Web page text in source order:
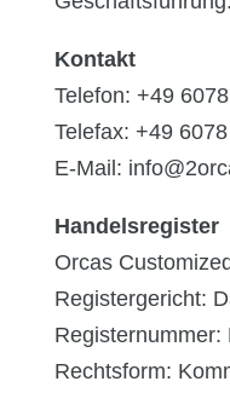
Kontakt
Telefon: +49
Telefax: +49
E-Mail:
Handelsregister
Orcas
Registergericht:
Registernummer:
Rechtsform: